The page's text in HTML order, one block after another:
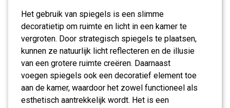
Het gebruik van spiegels is een slimme
decoratietip om ruimte en licht in een kamer te
vergroten. Door strategisch spiegels te plaatsen,
kunnen ze natuurlijk licht reflecteren en de illusie
van een grotere ruimte creëren. Daarnaast
voegen spiegels ook een decoratief element toe
aan de kamer, waardoor het zowel functioneel als
esthetisch aantrekkelijk wordt. Het is een